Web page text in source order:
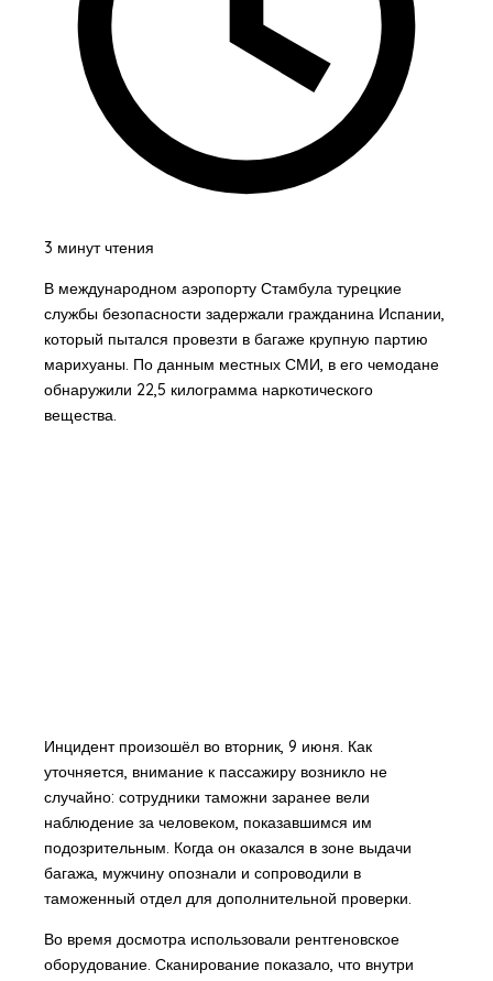
3 минут чтения
В международном аэропорту Стамбула турецкие
службы безопасности задержали гражданина Испании,
который пытался провезти в багаже крупную партию
марихуаны. По данным местных СМИ, в его чемодане
обнаружили 22,5 килограмма наркотического
вещества.
Инцидент произошёл во вторник, 9 июня. Как
уточняется, внимание к пассажиру возникло не
случайно: сотрудники таможни заранее вели
наблюдение за человеком, показавшимся им
подозрительным. Когда он оказался в зоне выдачи
багажа, мужчину опознали и сопроводили в
таможенный отдел для дополнительной проверки.
Во время досмотра использовали рентгеновское
оборудование. Сканирование показало, что внутри